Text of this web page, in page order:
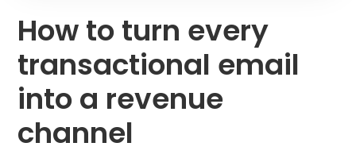
How to turn every
transactional email
into a revenue
channel